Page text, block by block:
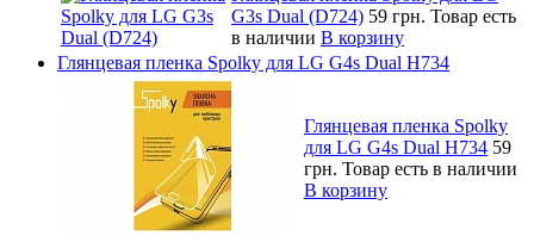
G3s Dual (D724) 59 грн. Товар есть
в наличии В корзину
Глянцевая пленка Spolky для LG G4s Dual H734
Глянцевая пленка Spolky
для LG G4s Dual H734 59
грн. Товар есть в наличии
В корзину